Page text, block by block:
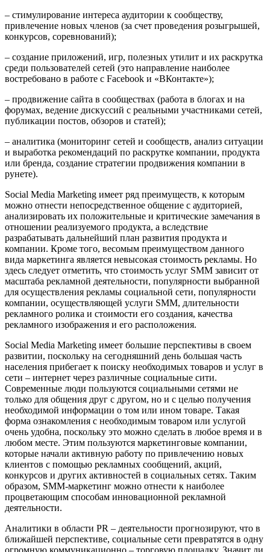
– стимулирование интереса аудитории к сообществу,
привлечение новых членов (за счет проведения розыгрышей,
конкурсов, соревнований);
– создание приложений, игр, полезных утилит и их раскрутка
среди пользователей сетей (это направление наиболее
востребовано в работе с Facebook и «ВКонтакте»);
– продвижение сайта в сообществах (работа в блогах и на
форумах, ведение дискуссий с реальными участниками сетей,
публикации постов, обзоров и статей);
– аналитика (мониторинг сетей и сообществ, анализ ситуации
и выработка рекомендаций по раскрутке компании, продукта
или бренда, создание стратегии продвижения компании в
рунете).
Social Media Marketing имеет ряд преимуществ, к которым
можно отнести непосредственное общение с аудиторией,
анализировать их положительные и критические замечания в
отношении реализуемого продукта, а вследствие
разрабатывать дальнейший план развития продукта и
компании. Кроме того, весомым преимуществом данного
вида маркетинга является невысокая стоимость рекламы. Но
здесь следует отметить, что стоимость услуг SMM зависит от
масштаба рекламной деятельности, популярности выбранной
для осуществления рекламы социальной сети, популярности
компании, осуществляющей услуги SMM, длительности
рекламного ролика и стоимости его создания, качества
рекламного изображения и его расположения.
Social Media Marketing имеет большие перспективы в своем
развитии, поскольку на сегодняшний день большая часть
населения прибегает к поиску необходимых товаров и услуг в
сети – интернет через различные социальные сити.
Современные люди пользуются социальными сетями не
только для общения друг с другом, но и с целью получения
необходимой информации о том или ином товаре. Такая
форма ознакомления с необходимым товаром или услугой
очень удобна, поскольку это можно сделать в любое время и в
любом месте. Этим пользуются маркетинговые компании,
которые начали активную работу по привлечению новых
клиентов с помощью рекламных сообщений, акций,
конкурсов и других активностей в социальных сетях. Таким
образом, SMM-маркетинг можно отнести к наиболее
процветающим способам инновационной рекламной
деятельности.
Аналитики в области PR – деятельности прогнозируют, что в
ближайшей перспективе, социальные сети превратятся в одну
огромную коммуникационно – торговую площадку. Значит ли